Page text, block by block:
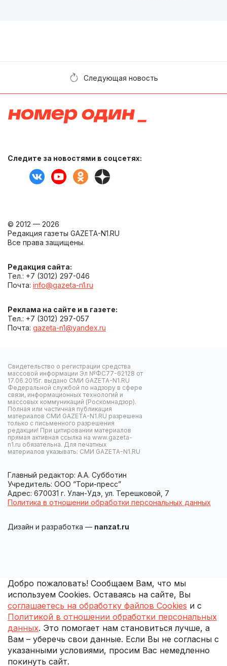
Следующая новость
Следите за новостями в соцсетях:
© 2012 — 2026
Редакция газеты GAZETA-N1.RU
Все права защищены.
Редакция сайта:
Тел.: +7 (3012) 297-046
Почта: info@gazeta-n1.ru
Реклама на сайте и в газете:
Тел.: +7 (3012) 297-057
Почта: gazeta-n1@yandex.ru
Свидетельство о регистрации средства
массовой информации Эл №ФС77-62128 от
17.06.2015г. выдано СМИ GAZETA-N1.RU
Федеральной службой по надзору в сфере
связи, информационных технологий и
массовых коммуникаций (Роскомнадзор).
Полная или частичная публикация
материалов СМИ GAZETA-N1.RU разрешена
только с письменного разрешения
редакции! При цитировании материалов
прямая активная ссылка на www.gazeta-
n1.ru обязательна. Для печатных
материалов указывать: СМИ GAZETA-N1.RU
Главный редактор: А.А. Субботин
Учредитель: ООО “Тори-пресс”
Адрес: 670031 г. Улан-Удэ, ул. Терешковой, 7
Политика в отношении обработки персональных данных
Дизайн и разработка — nanzat.ru
Добро пожаловать! Сообщаем Вам, что мы
используем Cookies. Оставаясь на сайте, Вы
соглашаетесь на обработку файлов Cookies и с
Политикой в отношении обработки персональных
данных. Это помогает нам становиться лучше, а
Вам – уберечь свои данные. Если Вы не согласны с
указанными условиями, просим Вас немедленно
покинуть сайт.